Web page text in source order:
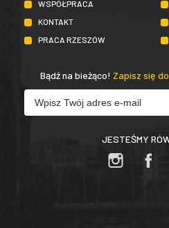
WSPÓŁPRACA
KONTAKT
PRACA RZESZÓW
Bądź na bieżąco! Zapisz się
JESTEŚMY